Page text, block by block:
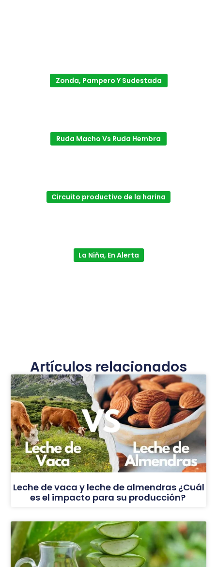
Zonda, Pampero Y Sudestada
Ruda Macho Vs Ruda Hembra
Circuito productivo de la harina
La Niña, En Alerta
Artículos relacionados
Leche de vaca y leche de almendras ¿Cuál
es el impacto para su producción?